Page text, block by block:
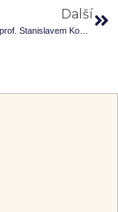
Další
Career Talks s prof. Stanislavem Komárkem